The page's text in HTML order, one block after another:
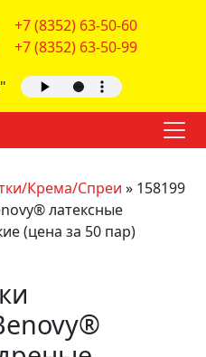
+7 (8352) 63-50-60
+7 (8352) 63-50-99
Крема/Спреи » 158199
латексные
(цена за 50 пар)